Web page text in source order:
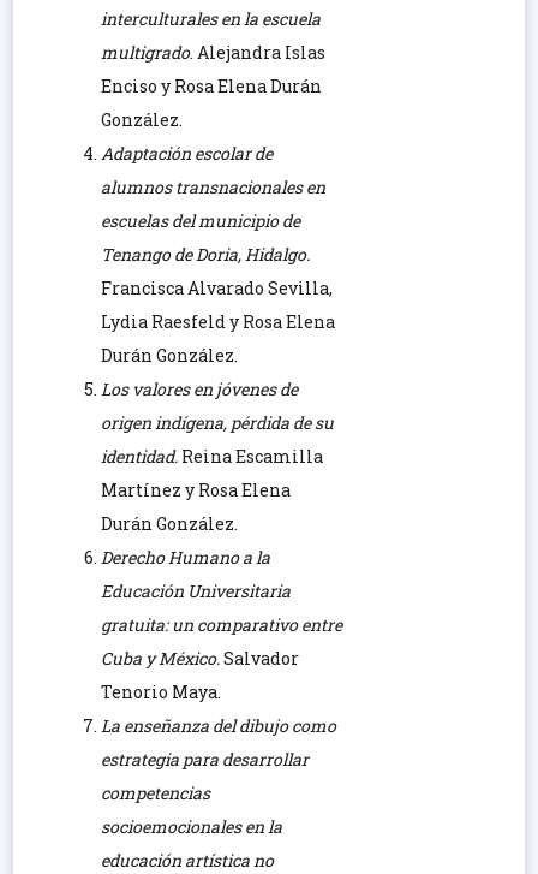
interculturales en la escuela
multigrado. Alejandra Islas
Enciso y Rosa Elena Durán
González.
Adaptación escolar de
alumnos transnacionales en
escuelas del municipio de
Tenango de Doria, Hidalgo.
Francisca Alvarado Sevilla,
Lydia Raesfeld y Rosa Elena
Durán González.
Los valores en jóvenes de
origen indígena, pérdida de su
identidad.Reina Escamilla
Martínez y Rosa Elena
Durán González.
Derecho Humano a la
Educación Universitaria
gratuita: un comparativo entre
Cuba y México.Salvador
Tenorio Maya.
La enseñanza del dibujo como
estrategia para desarrollar
competencias
socioemocionales en la
educación artística no